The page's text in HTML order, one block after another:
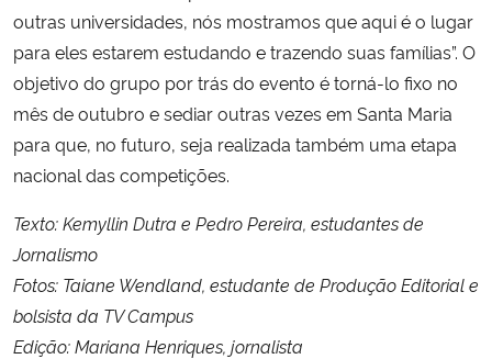
outras universidades, nós mostramos que aqui é o lugar
para eles estarem estudando e trazendo suas famílias”. O
objetivo do grupo por trás do evento é torná-lo fixo no
mês de outubro e sediar outras vezes em Santa Maria
para que, no futuro, seja realizada também uma etapa
nacional das competições.
Texto: Kemyllin Dutra e Pedro Pereira, estudantes de
Jornalismo
Fotos: Taiane Wendland, estudante de Produção Editorial e
bolsista da TV Campus
Edição: Mariana Henriques, jornalista